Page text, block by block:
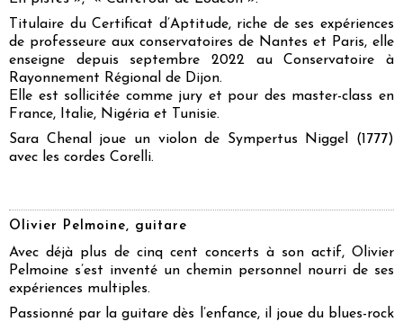
Titulaire du Certificat d’Aptitude, riche de ses expériences
de professeure aux conservatoires de Nantes et Paris, elle
enseigne depuis septembre 2022 au Conservatoire à
Rayonnement Régional de Dijon.
Elle est sollicitée comme jury et pour des master-class en
France, Italie, Nigéria et Tunisie.
Sara Chenal joue un violon de Sympertus Niggel (1777)
avec les cordes Corelli.
Olivier Pelmoine, guitare
Avec déjà plus de cinq cent concerts à son actif, Olivier
Pelmoine s’est inventé un chemin personnel nourri de ses
expériences multiples.
Passionné par la guitare dès l’enfance, il joue du blues-rock